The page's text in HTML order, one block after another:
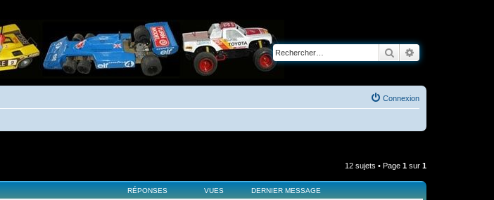
Rechercher
Connexion
12 sujets • Page 1 sur 1
RÉPONSES VUES DERNIER MESSAGE